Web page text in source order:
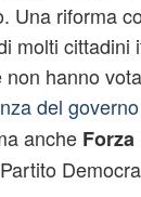
Una riforma
molti cittadini
non hanno
del
anche